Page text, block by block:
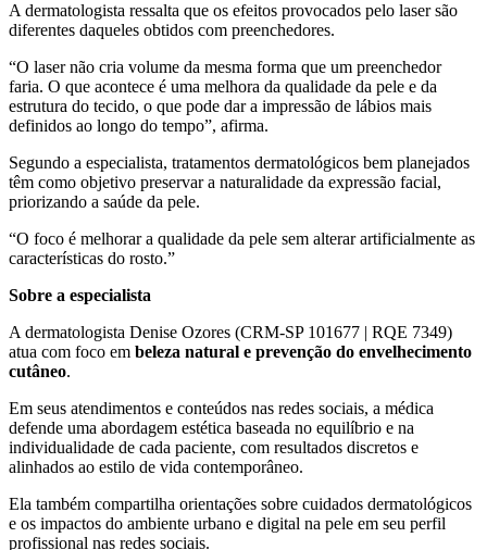
A dermatologista ressalta que os efeitos provocados pelo laser são
diferentes daqueles obtidos com preenchedores.
“O laser não cria volume da mesma forma que um preenchedor
faria. O que acontece é uma melhora da qualidade da pele e da
estrutura do tecido, o que pode dar a impressão de lábios mais
definidos ao longo do tempo”, afirma.
Segundo a especialista, tratamentos dermatológicos bem planejados
têm como objetivo preservar a naturalidade da expressão facial,
priorizando a saúde da pele.
“O foco é melhorar a qualidade da pele sem alterar artificialmente as
características do rosto.”
Sobre a especialista
A dermatologista Denise Ozores (CRM-SP 101677 | RQE 7349)
atua com foco em beleza natural e prevenção do envelhecimento
cutâneo.
Em seus atendimentos e conteúdos nas redes sociais, a médica
defende uma abordagem estética baseada no equilíbrio e na
individualidade de cada paciente, com resultados discretos e
alinhados ao estilo de vida contemporâneo.
Ela também compartilha orientações sobre cuidados dermatológicos
e os impactos do ambiente urbano e digital na pele em seu perfil
profissional nas redes sociais.